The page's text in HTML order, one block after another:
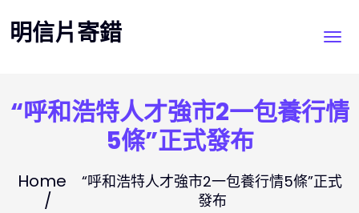
to
content
明信片寄錯
“呼和浩特人才強市2一包養行情
5條”正式發布
Home
“呼和浩特人才強市2一包養行情5條”正式
發布